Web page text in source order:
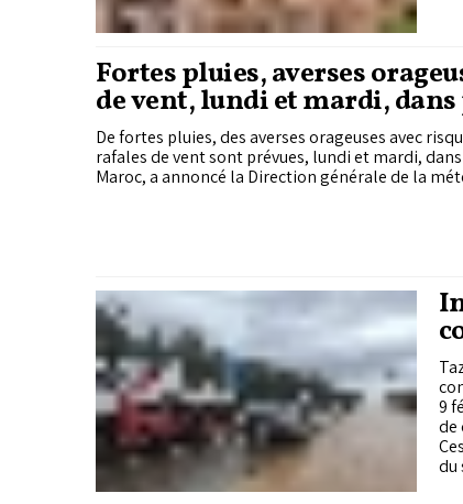
Fortes pluies, averses
de vent, lundi et mardi,
régions du Maroc
De fortes pluies, des averses orageuses avec
rafales de vent sont prévues, lundi et mardi,
Maroc, a annoncé la Direction générale de la
9
de
du